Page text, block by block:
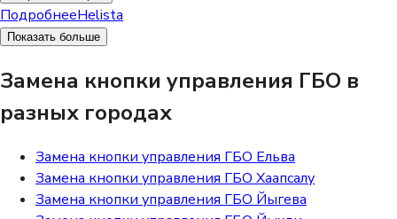
ПодробнееHelista
Показать больше
Замена кнопки управления ГБО в
разных городах
Замена кнопки управления ГБО Ельва
Замена кнопки управления ГБО Хаапсалу
Замена кнопки управления ГБО Йыгева